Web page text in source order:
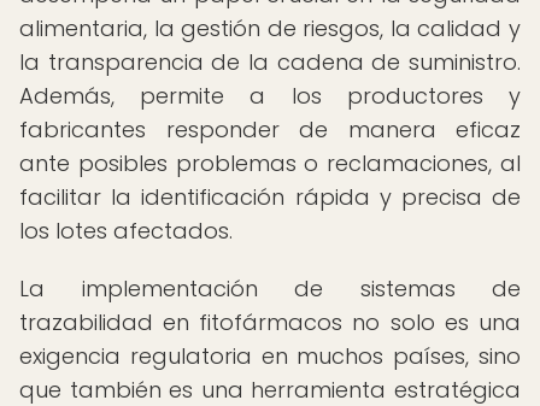
alimentaria, la gestión de riesgos, la calidad y
la transparencia de la cadena de suministro.
Además, permite a los productores y
fabricantes responder de manera eficaz
ante posibles problemas o reclamaciones, al
facilitar la identificación rápida y precisa de
los lotes afectados.
La implementación de sistemas de
trazabilidad en fitofármacos no solo es una
exigencia regulatoria en muchos países, sino
que también es una herramienta estratégica